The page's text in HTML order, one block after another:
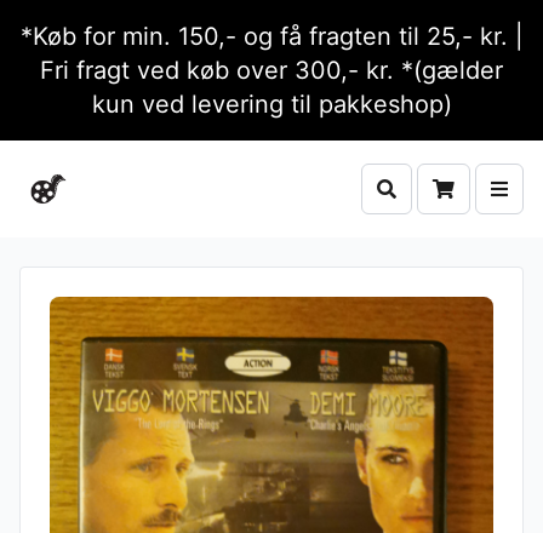
*Køb for min. 150,- og få fragten til 25,- kr. |
Fri fragt ved køb over 300,- kr. *(gælder
kun ved levering til pakkeshop)